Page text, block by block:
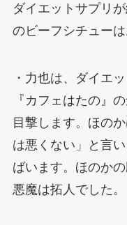
ダイエットサプリ
のビーフシチュー
・力也は、ダイエ
『カフェはたの』
目撃します。ほの
は悪くない」と言
ばいます。ほのか
悪魔は拓人でした。